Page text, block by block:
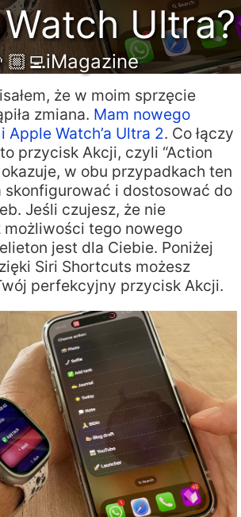
Ultra?
że w moim sprzęcie
zmiana. Mam nowego
i Apple Watch’a Ultra 2. Co łączy
przycisk Akcji, czyli “Action
okazuje, w obu przypadkach ten
skonfigurować i dostosować do
Jeśli czujesz, że nie
tego nowego
jest dla Ciebie. Poniżej
Siri Shortcuts możesz
perfekcyjny przycisk Akcji.